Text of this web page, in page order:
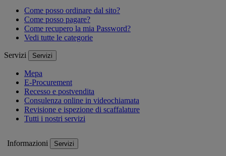
Come posso ordinare dal sito?
Come posso pagare?
Come recupero la mia Password?
Vedi tutte le categorie
Servizi Servizi
Mepa
E-Procurement
Recesso e postvendita
Consulenza online in videochiamata
Revisione e ispezione di scaffalature
Tutti i nostri servizi
Informazioni Servizi